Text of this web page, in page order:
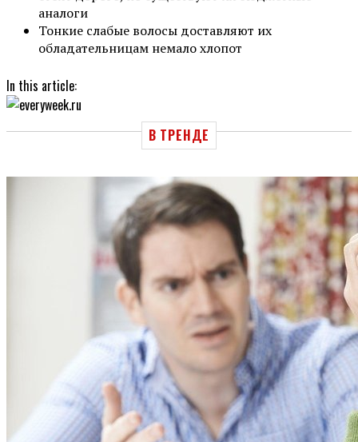
аналоги
Тонкие слабые волосы доставляют их
обладательницам немало хлопот
In this article:
В ТРЕНДЕ